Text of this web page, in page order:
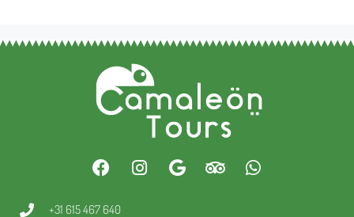
+31 615 467 640